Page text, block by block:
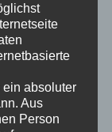
am
sie alle
ein
der
jeder
absoluter
Aus
Person